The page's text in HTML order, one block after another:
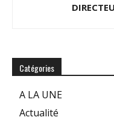
Catégories
A LA UNE
Actualité